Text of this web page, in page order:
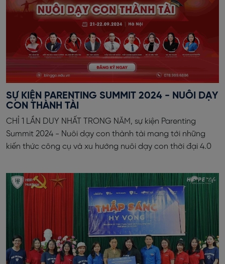
SỰ KIỆN PARENTING SUMMIT 2024 - NUÔI DẠY
CON THÀNH TÀI
CHỈ 1 LẦN DUY NHẤT TRONG NĂM, sự kiện Parenting
Summit 2024 - Nuôi dạy con thành tài mang tới những
kiến thức công cụ và xu hướng nuôi dạy con thời đại 4.0